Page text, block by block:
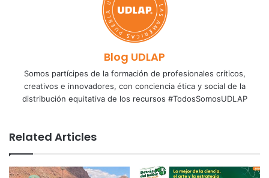
Blog UDLAP
Somos partícipes de la formación de profesionales críticos,
creativos e innovadores, con conciencia ética y social de la
distribución equitativa de los recursos #TodosSomosUDLAP
Related Articles